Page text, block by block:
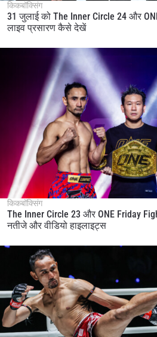
किकबॉक्सिंग
31 जुलाई को The Inner Circle 24 और
लाइव प्रसारण कैसे देखें
किकबॉक्सिंग
The Inner Circle 23 और ONE Friday
नतीजे और वीडियो हाइलाइट्स